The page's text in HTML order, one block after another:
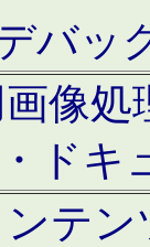
バッ
像
ドキ
テ